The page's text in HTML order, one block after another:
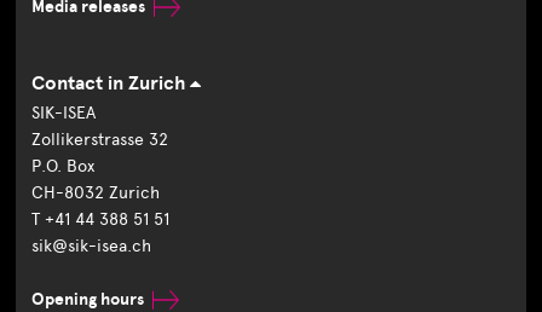
Media releases
Contact in Zurich
SIK-ISEA
Zollikerstrasse 32
P.O. Box
CH-8032 Zurich
T +41 44 388 51 51
sik@sik-isea.ch
Opening hours